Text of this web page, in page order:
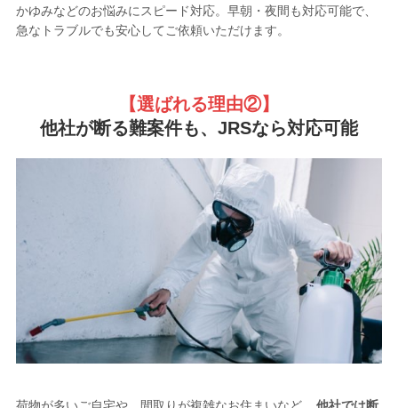
かゆみなどのお悩みにスピード対応。早朝・夜間も対応可能で、
急なトラブルでも安心してご依頼いただけます。
【選ばれる理由②】
他社が断る難案件も、JRSなら対応可能